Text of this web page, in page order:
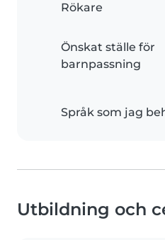
Rökare
Önskat ställe för
barnpassning
Språk som jag
Utbildning och